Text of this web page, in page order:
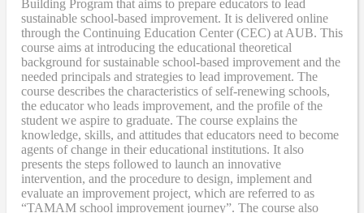
Building Program that aims to prepare educators to lead
sustainable school-based improvement. It is delivered online
through the Continuing Education Center (CEC) at AUB. This
course aims at introducing the educational theoretical
background for sustainable school-based improvement and the
needed principals and strategies to lead improvement. The
course describes the characteristics of self-renewing schools,
the educator who leads improvement, and the profile of the
student we aspire to graduate. The course explains the
knowledge, skills, and attitudes that educators need to become
agents of change in their educational institutions. It also
presents the steps followed to launch an innovative
intervention, and the procedure to design, implement and
evaluate an improvement project, which are referred to as
“TAMAM school improvement journey”. The course also